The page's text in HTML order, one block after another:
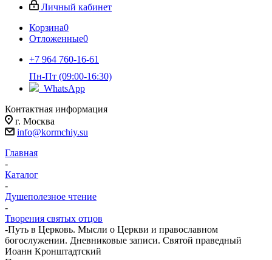
Личный кабинет
Корзина0
Отложенные0
+7 964 760-16-61
Пн-Пт (09:00-16:30)
WhatsApp
Контактная информация
г. Москва
info@kormchiy.su
Главная
-
Каталог
-
Душеполезное чтение
-
Творения святых отцов
-Путь в Церковь. Мысли о Церкви и православном
богослужении. Дневниковые записи. Святой праведный
Иоанн Кронштадтский